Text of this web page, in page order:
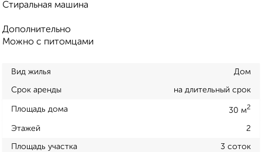
Стиральная машина
Дополнительно
Можно с питомцами
Вид жилья Дом
Срок аренды на длительный срок
Площадь дома 30 м2
Этажей 2
Площадь участка 3 соток